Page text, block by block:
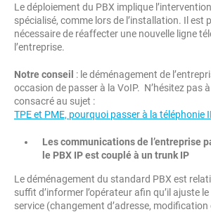
Le déploiement du PBX implique
spécialisé, comme lors de l’installation. Il est
nécessaire de réaffecter une nouvelle ligne
l’entreprise.
Notre conseil : le déménagement de
occasion de passer à la VoIP. N’hésitez pas
consacré au sujet :
TPE et PME, pourquoi passer à la téléphonie
Les communications de l’entreprise
le PBX IP est couplé à un trunk IP
Le déménagement du standard PBX est
suffit d’informer l’opérateur afin qu’il ajuste
service (changement d’adresse, modification